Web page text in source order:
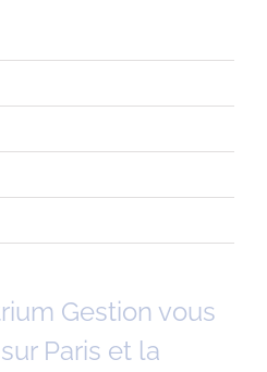
Gestion vous
Paris et la